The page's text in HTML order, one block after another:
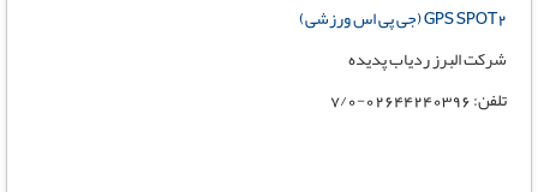
GPS SPOT2 (جی پی اس ورزشی)
شرکت البرز ردیاب پدیده
تلفن: 02644240396-7/0